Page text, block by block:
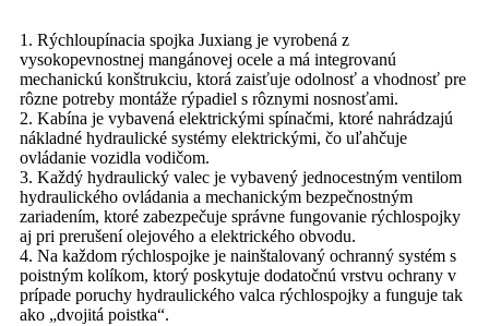
1. Rýchloupínacia spojka Juxiang je vyrobená z
vysokopevnostnej mangánovej ocele a má integrovanú
mechanickú konštrukciu, ktorá zaisťuje odolnosť a vhodnosť pre
rôzne potreby montáže rýpadiel s rôznymi nosnosťami.
2. Kabína je vybavená elektrickými spínačmi, ktoré nahrádzajú
nákladné hydraulické systémy elektrickými, čo uľahčuje
ovládanie vozidla vodičom.
3. Každý hydraulický valec je vybavený jednocestným ventilom
hydraulického ovládania a mechanickým bezpečnostným
zariadením, ktoré zabezpečuje správne fungovanie rýchlospojky
aj pri prerušení olejového a elektrického obvodu.
4. Na každom rýchlospojke je nainštalovaný ochranný systém s
poistným kolíkom, ktorý poskytuje dodatočnú vrstvu ochrany v
prípade poruchy hydraulického valca rýchlospojky a funguje tak
ako „dvojitá poistka“.